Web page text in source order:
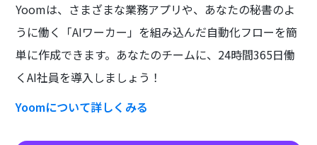
Yoomは、さまざまな業務アプリや、あなたの秘書のよ
うに働く「AIワーカー」を組み込んだ自動化フローを簡
単に作成できます。あなたのチームに、24時間365日働
くAI社員を導入しましょう！
Yoomについて詳しくみる